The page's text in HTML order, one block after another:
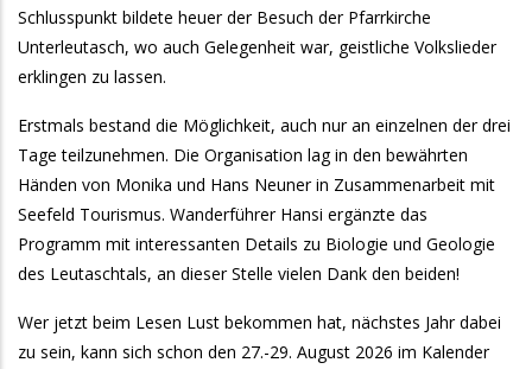
Schlusspunkt bildete heuer der Besuch der Pfarrkirche
Unterleutasch, wo auch Gelegenheit war, geistliche Volkslieder
erklingen zu lassen.
Erstmals bestand die Möglichkeit, auch nur an einzelnen der drei
Tage teilzunehmen. Die Organisation lag in den bewährten
Händen von Monika und Hans Neuner in Zusammenarbeit mit
Seefeld Tourismus. Wanderführer Hansi ergänzte das
Programm mit interessanten Details zu Biologie und Geologie
des Leutaschtals, an dieser Stelle vielen Dank den beiden!
Wer jetzt beim Lesen Lust bekommen hat, nächstes Jahr dabei
zu sein, kann sich schon den 27.-29. August 2026 im Kalender